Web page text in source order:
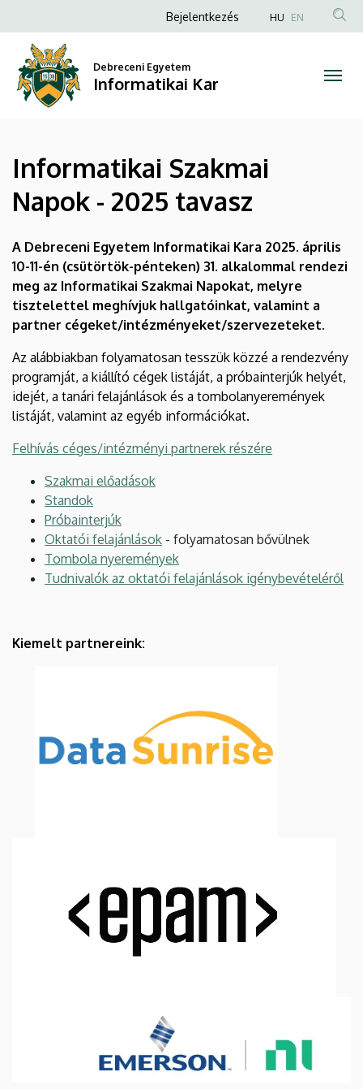
Szakmai
Napok
2025
tavasz
Informatikai
Kar
a
tartalomra
Anonim
fiók
menüje
Bejelentkezés HU EN
Debreceni Egyetem
Informatikai Kar
Informatikai Szakmai
Napok - 2025 tavasz
A Debreceni Egyetem Informatikai Kara 2025. április
10-11-én (csütörtök-pénteken) 31. alkalommal rendezi
meg az Informatikai Szakmai Napokat, melyre
tisztelettel meghívjuk hallgatóinkat, valamint a
partner cégeket/intézményeket/szervezeteket.
Az alábbiakban folyamatosan tesszük közzé a rendezvény
programját, a kiállító cégek listáját, a próbainterjúk helyét,
idejét, a tanári felajánlások és a tombolanyeremények
listáját, valamint az egyéb információkat.
Felhívás céges/intézményi partnerek részére
Szakmai előadások
Standok
Próbainterjúk
Oktatói felajánlások - folyamatosan bővülnek
Tombola nyeremények
Tudnivalók az oktatói felajánlások igénybevételéről
Kiemelt partnereink: